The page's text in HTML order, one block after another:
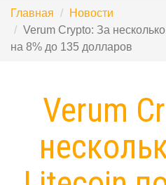
Главная
Новости
Verum Crypto: За
на 8% до 135 долларов
Verum